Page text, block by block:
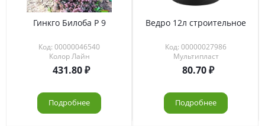
Гинкго Билоба Р 9
Код: 00000046540
Колор Лайн
431.80
Подробнее
Ведро 12л строительное
Код: 00000027986
Мультипласт
80.70
Подробнее